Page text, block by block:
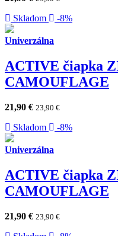
Skladom -8%
Univerzálna
ACTIVE čiapka
CAMOUFLAGE
21,90 € 23,90 €
Skladom -8%
Univerzálna
ACTIVE čiapka
CAMOUFLAGE
21,90 € 23,90 €